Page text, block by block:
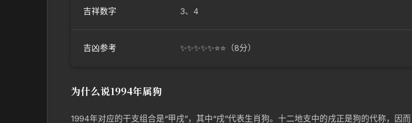
吉祥数字 3、4
吉凶参考 ✨✨✨✨✨⭐⭐（8分）
为什么说1994年属狗
1994年对应的干支组合是“甲戌”，其中“戌”代表生肖狗。十二地支中的戌正是狗的代称，因而